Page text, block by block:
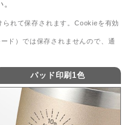
れて保存されます。Cookieを有効
ド）では保存されませんので、通
パッド印刷1色